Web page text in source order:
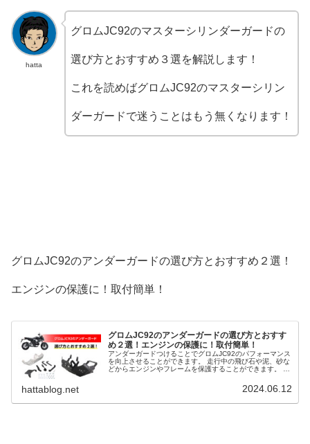
hatta
グロムJC92のマスターシリンダーガードの
選び方とおすすめ３選を解説します！
これを読めばグロムJC92のマスターシリン
ダーガードで迷うことはもう無くなります！
グロムJC92のアンダーガードの選び方とおすすめ２選！
エンジンの保護に！取付簡単！
グロムJC92のアンダーガードの選び方とおすす
め２選！エンジンの保護に！取付簡単！
アンダーガードつけることでグロムJC92のパフォーマンス
を向上させることができます。 走行中の飛び石や泥、砂な
どからエンジンやフレームを保護することができます。 ま
ロムJC92のアンダーガードの選び方とおすすめ２選を解説
hattablog.net 2024.06.12